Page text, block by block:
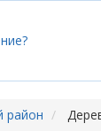
район